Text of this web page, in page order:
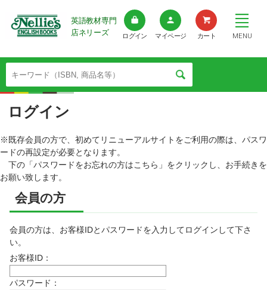
英語教材専門
店ネリーズ
ログイン マイページ カート MENU
ログイン
※既存会員の方で、初めてリニューアルサイトをご利用の際は、パスワ
ードの再設定が必要となります。
下の「パスワードをお忘れの方はこちら」をクリックし、お手続きを
お願い致します。
会員の方
会員の方は、お客様IDとパスワードを入力してログインして下さ
い。
お客様ID：
パスワード：